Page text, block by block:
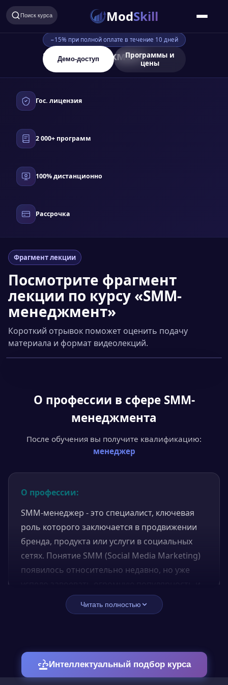
ModSkill
Поиск курса
−15% при полной оплате в течение 10 дней
SMM-менеджмент
Демо-доступ
Программы и
цены
Гос. лицензия
2 000+ программ
100% дистанционно
Рассрочка
Фрагмент лекции
Посмотрите фрагмент
лекции по курсу «SMM-
менеджмент»
Короткий отрывок поможет оценить подачу
материала и формат видеолекций.
О профессии в сфере SMM-
менеджмента
После обучения вы получите квалификацию:
менеджер
О профессии:
SMM-менеджер - это специалист, ключевая
роль которого заключается в продвижении
бренда, продукта или услуги в социальных
сетях. Понятие SMM (Social Media Marketing)
появилось относительно недавно, но уже
важность в современном мире. В условиях
все большей дигитализации общества,
менеджера стала одной из самых
востребованных на рынке труда.
Читать полностью
Интеллектуальный подбор курса